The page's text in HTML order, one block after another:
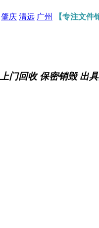
肇庆 清远 广州 【专注文
上门回收 保密销毁 出